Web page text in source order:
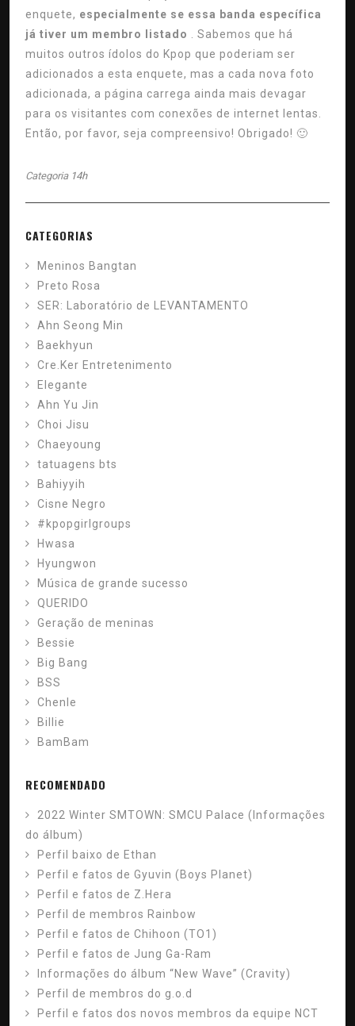
enquete, especialmente se essa banda específica
já tiver um membro listado . Sabemos que há
muitos outros ídolos do Kpop que poderiam ser
adicionados a esta enquete, mas a cada nova foto
adicionada, a página carrega ainda mais devagar
para os visitantes com conexões de internet lentas.
Então, por favor, seja compreensivo! Obrigado! 🙂
Categoria 14h
CATEGORIAS
Meninos Bangtan
Preto Rosa
SER: Laboratório de LEVANTAMENTO
Ahn Seong Min
Baekhyun
Cre.Ker Entretenimento
Elegante
Ahn Yu Jin
Choi Jisu
Chaeyoung
tatuagens bts
Bahiyyih
Cisne Negro
#kpopgirlgroups
Hwasa
Hyungwon
Música de grande sucesso
QUERIDO
Geração de meninas
Bessie
Big Bang
BSS
Chenle
Billie
BamBam
RECOMENDADO
2022 Winter SMTOWN: SMCU Palace (Informações
do álbum)
Perfil baixo de Ethan
Perfil e fatos de Gyuvin (Boys Planet)
Perfil e fatos de Z.Hera
Perfil de membros Rainbow
Perfil e fatos de Chihoon (TO1)
Perfil e fatos de Jung Ga-Ram
Informações do álbum “New Wave” (Cravity)
Perfil de membros do g.o.d
Perfil e fatos dos novos membros da equipe NCT